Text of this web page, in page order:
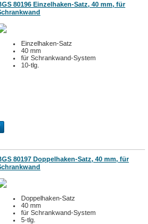
80196 Einzelhaken-Satz, 40 mm, für
Einzelhaken-Satz
40 mm
für Schrankwand-System
10-tlg.
80197 Doppelhaken-Satz, 40 mm, für
Doppelhaken-Satz
40 mm
für Schrankwand-System
5-tlg.